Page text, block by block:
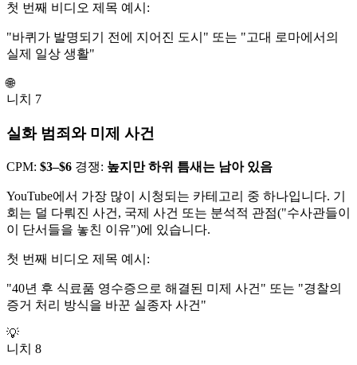
첫 번째 비디오 제목 예시:
"바퀴가 발명되기 전에 지어진 도시" 또는 "고대 로마에서의
실제 일상 생활"
🌐
니치 7
실화 범죄와 미제 사건
CPM: $3–$6 경쟁: 높지만 하위 틈새는 남아 있음
YouTube에서 가장 많이 시청되는 카테고리 중 하나입니다. 기
회는 덜 다뤄진 사건, 국제 사건 또는 분석적 관점("수사관들이
이 단서들을 놓친 이유")에 있습니다.
첫 번째 비디오 제목 예시:
"40년 후 식료품 영수증으로 해결된 미제 사건" 또는 "경찰의
증거 처리 방식을 바꾼 실종자 사건"
💡
니치 8